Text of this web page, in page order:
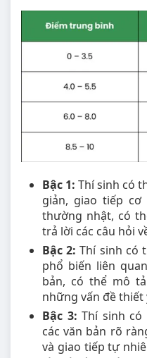
Bậc 1:Thí sinh có
giản, giao tiếp
thường nhật, có
trả lời các câu hỏi
Bậc 2:Thí sinh có
phổ biến liên
bản, có thể mô
những vấn đề
Bậc 3:Thí sinh
các văn bản rõ
và giao tiếp tự